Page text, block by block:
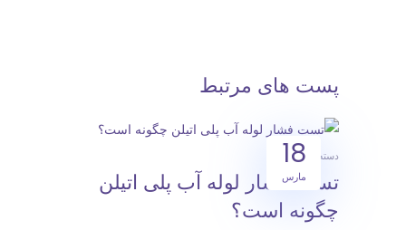
پست های مرتبط
18
مارس
دسته‌بندی نشده
تست فشار لوله آب پلی اتیلن
چگونه است؟